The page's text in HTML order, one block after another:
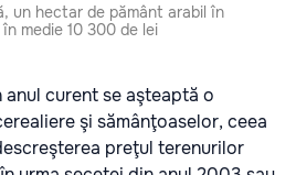
un hectar de pământ arabil în
medie 10 300 de lei
curent se aşteaptă o
şi sămânţoaselor, ceea
preţul terenurilor